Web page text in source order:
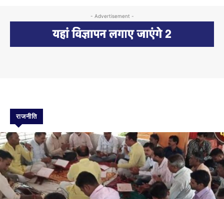
- Advertisement -
राजनीति